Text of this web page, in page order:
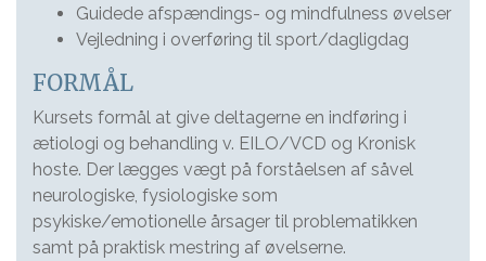
Guidede afspændings- og mindfulness øvelser
Vejledning i overføring til sport/dagligdag
FORMÅL
Kursets formål at give deltagerne en indføring i
ætiologi og behandling v. EILO/VCD og Kronisk
hoste. Der lægges vægt på forståelsen af såvel
neurologiske, fysiologiske som
psykiske/emotionelle årsager til problematikken
samt på praktisk mestring af øvelserne.